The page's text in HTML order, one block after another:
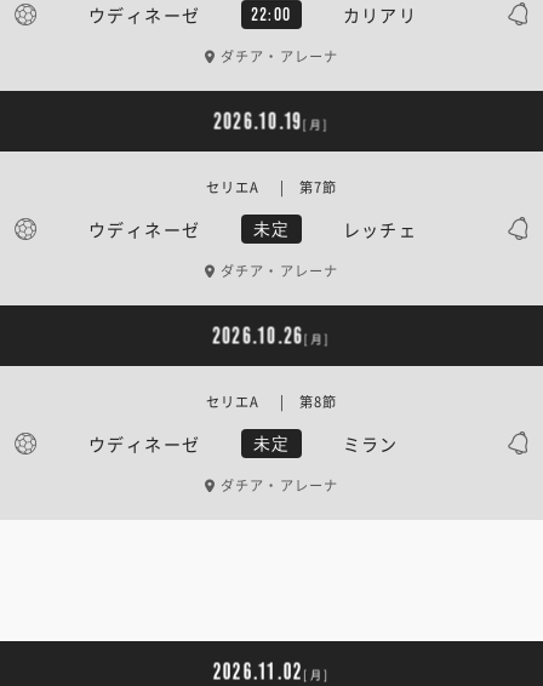
ウディネーゼ 22:00 カリアリ
ダチア・アレーナ
2026.10.19[月]
ウディネーゼ 未定 レッチェ
セリエA | 第7節
ダチア・アレーナ
2026.10.26[月]
ウディネーゼ 未定 ミラン
セリエA | 第8節
ダチア・アレーナ
2026.11.02 [月]